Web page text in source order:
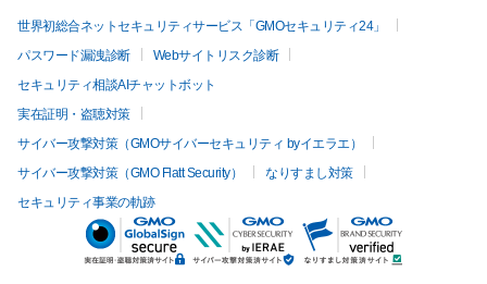
世界初総合ネットセキュリティサービス「GMOセキュリティ24」
パスワード漏洩診断
Webサイトリスク診断
セキュリティ相談AIチャットボット
実在証明・盗聴対策
サイバー攻撃対策（GMOサイバーセキュリティ byイエラエ）
サイバー攻撃対策（GMO Flatt Security）
なりすまし対策
セキュリティ事業の軌跡